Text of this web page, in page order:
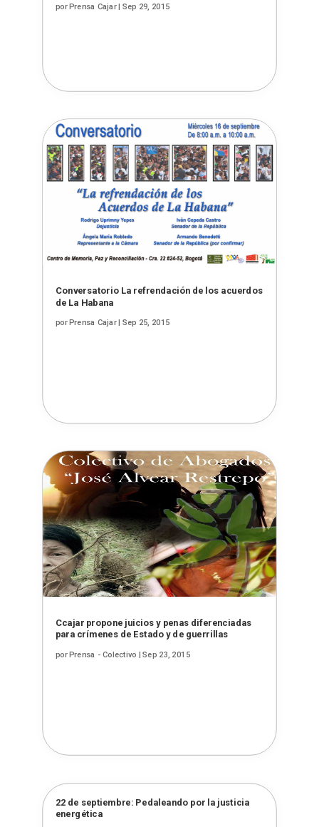
porPrensa Cajar| Sep 29, 2015
Conversatorio La refrendación de los acuerdos
de La Habana
porPrensa Cajar| Sep 25, 2015
Ccajar propone juicios y penas diferenciadas
para crímenes de Estado y de guerrillas
porPrensa - Colectivo | Sep 23, 2015
22 de septiembre: Pedaleando por la justicia
energética